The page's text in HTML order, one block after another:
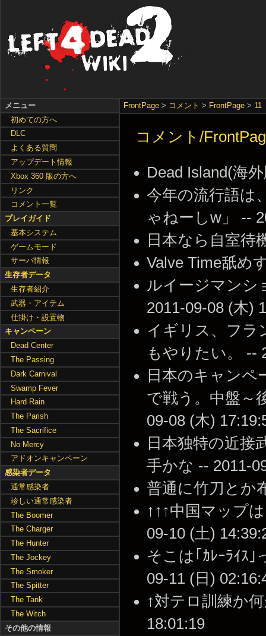
FrontPage > コメント > FrontPage > 11
コメント/
Dead Island(海
今年の流行語は
ゃねーしw」 --
日本なら自室待
Valve Time舐め
ルイージマンシ
2011-09-08 (木)
イギリス、フラ
もやりたい。 --
日本のキャンペ
で戦う。中盤～
09-08 (木)
日本独特の近接
手かな -- 2011-
普通に竹刀とか
↑↑↑中国マップ
09-10 (土)
そこは｢ｶﾚｰﾗｲｽ
09-11 (日)
↑対テロ訓練か
18:01:19
メニュー
初めての方へ
DLC
よくある質問
アップデート情報
Xbox 360 版の方へ
リンク
コメント一覧
プレイガイド
基本システム
ゲームモード
サーバ情報
生存者データ
生存者紹介
武器・アイテム
仕掛け・設置物
キャンペーン
Dead Center
The Passing
Dark Carnival
Swamp Fever
Hard Rain
The Parish
The Sacrifice
No Mercy
アドオンキャンペーン
感染者データ
通常感染者
珍しい通常感染者
The Boomer
The Charger
The Hunter
The Jockey
The Smoker
The Spitter
The Tank
The Witch
その他の情報